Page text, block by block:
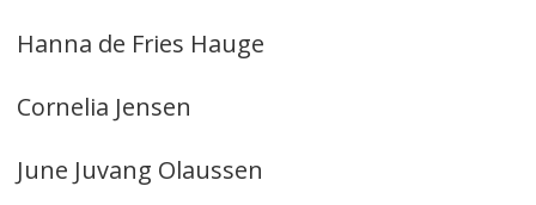
Hanna de Fries Hauge
Cornelia Jensen
June Juvang Olaussen